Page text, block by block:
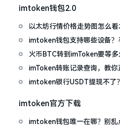
imtoken钱包2.0
以太坊行情价格走势图怎么
imtoken钱包支持哪些设备？
火币BTC转到imToken要等多
情况
imToken转账记录查询，教
imtoken银行USDT提现不了
imtoken官方下载
imtoken钱包唯一在哪？别乱